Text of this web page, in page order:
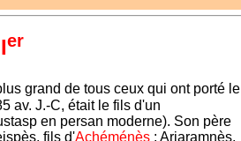
er
grand de tous ceux qui ont porté le
av. J.-C, était le fils d'un
en persan moderne). Son père
fils d'Achéménès : Ariaramnès,